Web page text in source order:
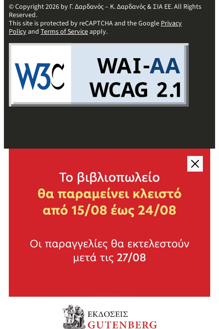
© Copyright 2026 by Γ. Δαρδανός – Κ. Δαρδανός & ΣΙΑ ΕΕ. All Rights
Reserved.
This site is protected by reCAPTCHA and the GooglePrivacy
Policyand Terms of Serviceapply.